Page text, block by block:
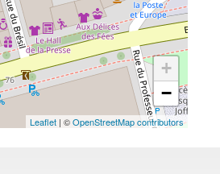
+
−
Leaflet | ©OpenStreetMap contributors